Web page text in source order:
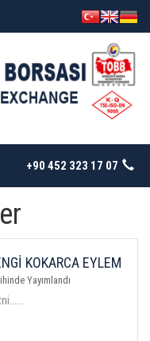
+90 452 323 17 07
KOKARCA EYLEM
Yayımlandı